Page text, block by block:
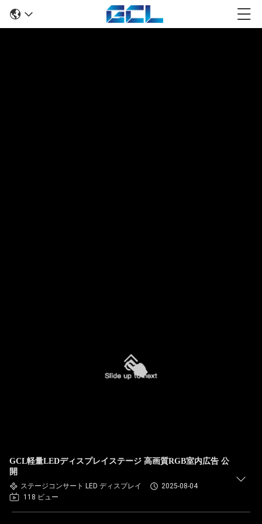
GCL軽量LEDディスプレイステージ 高画質RGB室内広告 公
開
ステージコンサート LED ディスプレイ
2025-08-04
118 ビュー